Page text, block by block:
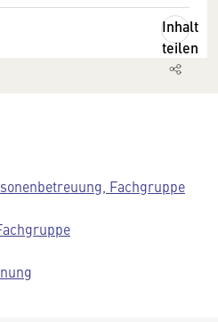
Inhalt
teilen
Fachgruppe